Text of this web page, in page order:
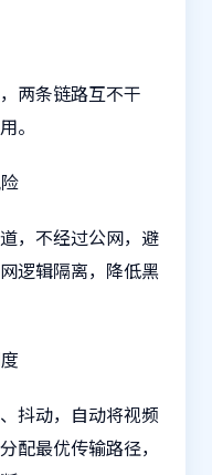
两条链路互不干
。
，不经过公网，避
逻辑隔离，降低黑
抖动，自动将视频
配最优传输路径，